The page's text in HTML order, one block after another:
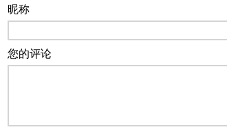
昵称
您的评论